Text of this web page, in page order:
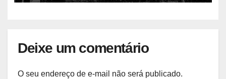
Deixe um comentário
O seu endereço de e-mail não será publicado.